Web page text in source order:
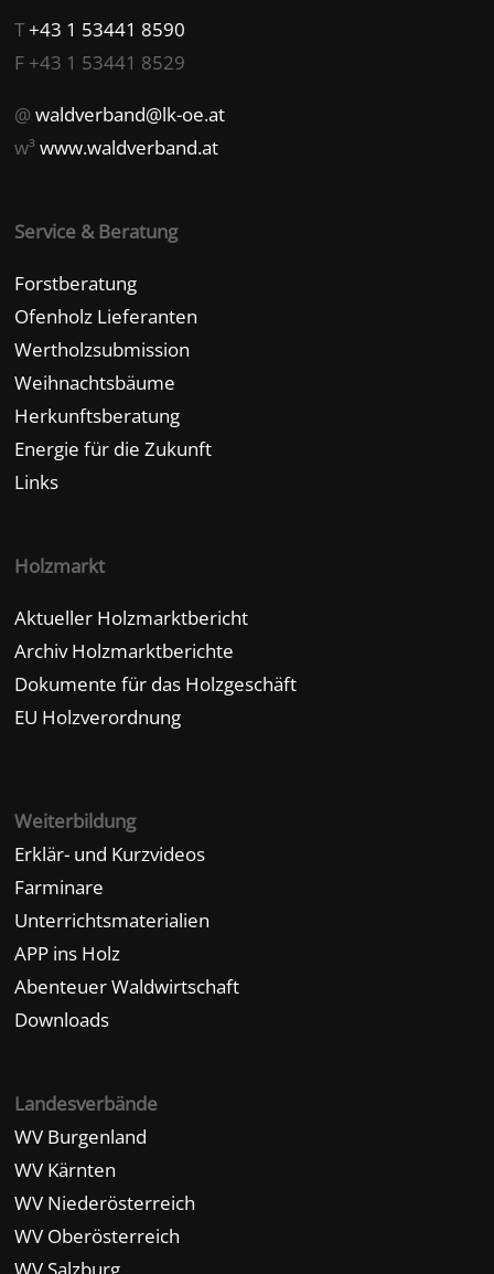
T+43 1 53441 8590
F +43 1 53441 8529
@waldverband@lk-oe.at
w³www.waldverband.at
Service & Beratung
Forstberatung
Ofenholz Lieferanten
Wertholzsubmission
Weihnachtsbäume
Herkunftsberatung
Energie für die Zukunft
Links
Holzmarkt
Aktueller Holzmarktbericht
Archiv Holzmarktberichte
Dokumente für das Holzgeschäft
EU Holzverordnung
Weiterbildung
Erklär- und Kurzvideos
Farminare
Unterrichtsmaterialien
APP ins Holz
Abenteuer Waldwirtschaft
Downloads
Landesverbände
WV Burgenland
WV Kärnten
WV Niederösterreich
WV Oberösterreich
WV Salzburg